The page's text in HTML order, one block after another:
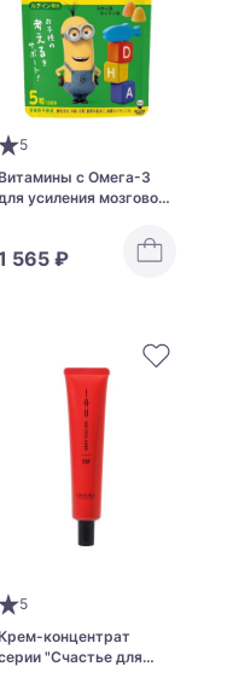
5
с Омега-3
усиления мозговой
укрепления зрения у
UHA Gummy
565 ₽
5
концентрат
"Счастье для